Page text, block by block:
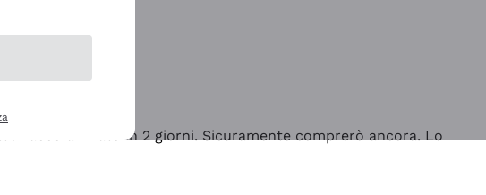
Pacco arrivato in 2 giorni. Sicuramente comprerò ancora. Lo